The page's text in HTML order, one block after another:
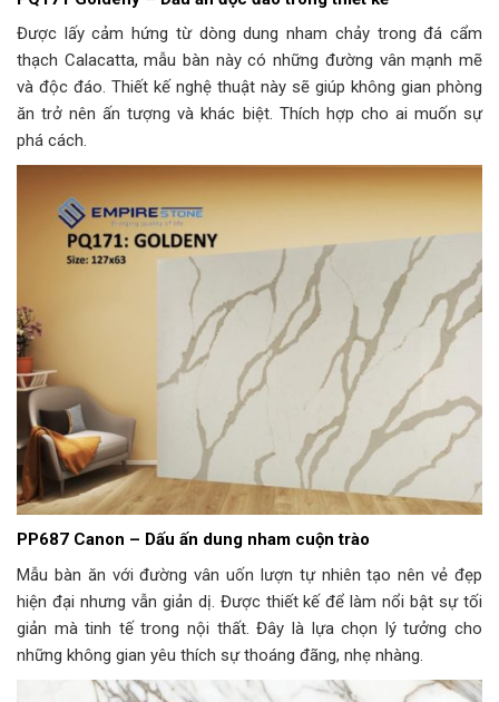
Được lấy cảm hứng từ dòng dung nham chảy trong đá cẩm
thạch Calacatta, mẫu bàn này có những đường vân mạnh mẽ
và độc đáo. Thiết kế nghệ thuật này sẽ giúp không gian phòng
ăn trở nên ấn tượng và khác biệt. Thích hợp cho ai muốn sự
phá cách.
PP687 Canon – Dấu ấn dung nham cuộn trào
Mẫu bàn ăn với đường vân uốn lượn tự nhiên tạo nên vẻ đẹp
hiện đại nhưng vẫn giản dị. Được thiết kế để làm nổi bật sự tối
giản mà tinh tế trong nội thất. Đây là lựa chọn lý tưởng cho
những không gian yêu thích sự thoáng đãng, nhẹ nhàng.